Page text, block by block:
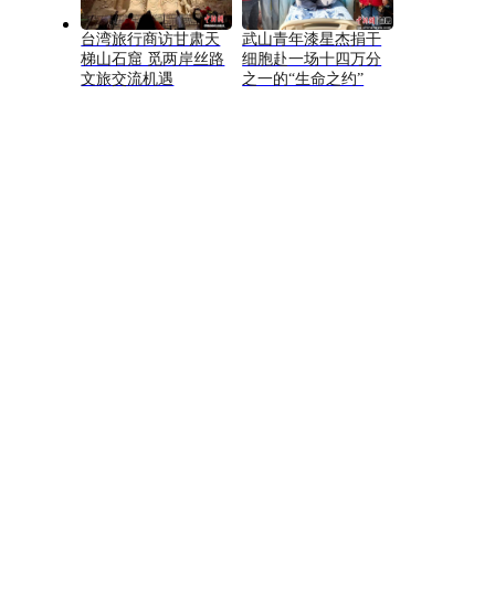
台湾旅行商访甘肃天
梯山石窟 觅两岸丝路
文旅交流机遇
武山青年漆星杰捐干
细胞赴一场十四万分
之一的“生命之约”